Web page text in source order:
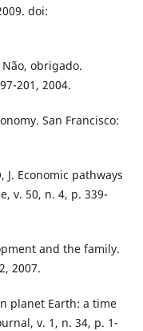
doi:
Não, obrigado.
201, 2004.
San Francisco:
J. Economic pathways
v. 50, n. 4, p. 339-
and the family.
2007.
planet Earth: a time
v. 1, n. 34, p. 1-